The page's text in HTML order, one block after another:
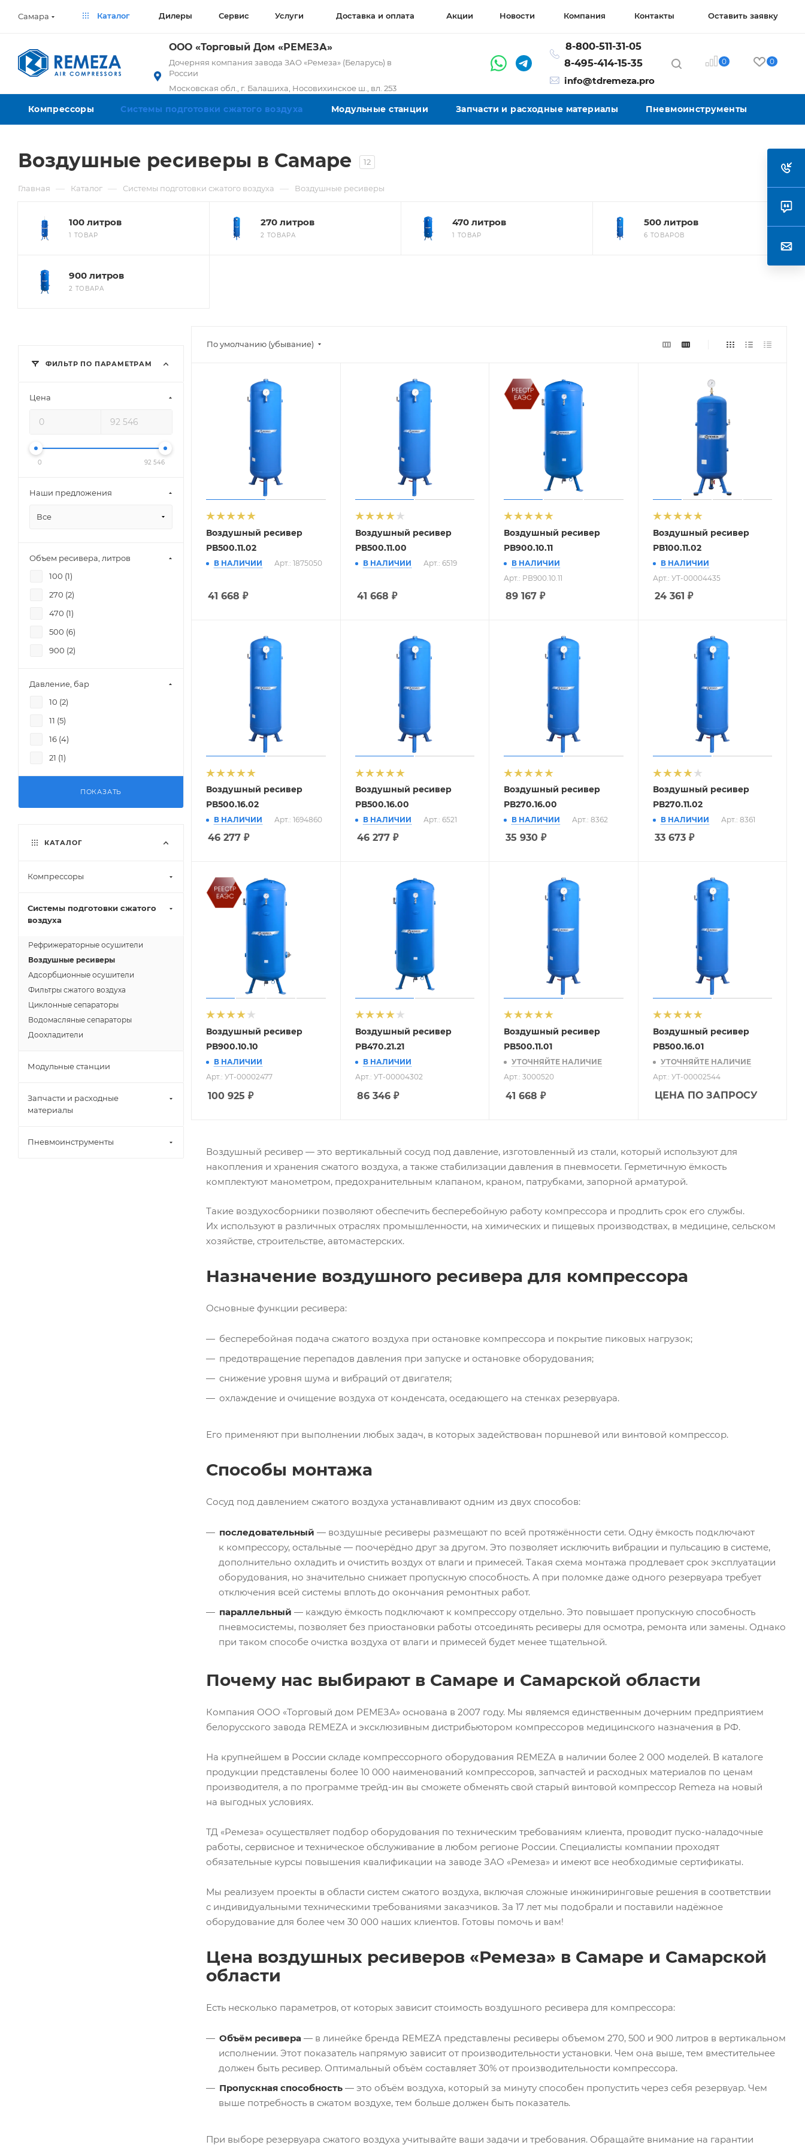
Самара Каталог Дилеры Сервис Услуги Доставка и оплата Акции Новости Компания Контакты Оставить заявку
ООО «Торговый Дом «РЕМЕЗА»
Дочерняя компания завода ЗАО «Ремеза» (Беларусь) в
России
Московская обл., г. Балашиха, Носовихинское ш., вл. 253
8-800-511-31-05
8-495-414-15-35
info@tdremeza.pro
0 0
Компрессоры Системы подготовки сжатого воздуха Модульные станции Запчасти и расходные материалы Пневмоинструменты
Воздушные ресиверы в Самаре 12
Главная — Каталог — Системы подготовки сжатого воздуха — Воздушные ресиверы
100 литров
1 ТОВАР
270 литров
2 ТОВАРА
470 литров
1 ТОВАР
500 литров
6 ТОВАРОВ
900 литров
2 ТОВАРА
По умолчанию (убывание)
Воздушный ресивер
РВ500.11.02
В НАЛИЧИИ Арт.: 1875050
41 668 ₽
Воздушный ресивер
РВ500.11.00
В НАЛИЧИИ Арт.: 6519
41 668 ₽
Воздушный ресивер
РВ900.10.11
В НАЛИЧИИ
Арт.: РВ900.10.11
89 167 ₽
Воздушный ресивер
РВ100.11.02
В НАЛИЧИИ
Арт.: УТ-00004435
24 361 ₽
Воздушный ресивер
РВ500.16.02
В НАЛИЧИИ Арт.: 1694860
46 277 ₽
Воздушный ресивер
РВ500.16.00
В НАЛИЧИИ Арт.: 6521
46 277₽
Воздушный ресивер
РВ270.16.00
В НАЛИЧИИ Арт.: 8362
35 930 ₽
Воздушный ресивер
РВ270.11.02
В НАЛИЧИИ Арт.: 8361
33 673₽
Воздушный ресивер
РВ900.10.10
В НАЛИЧИИ
Арт.: УТ-00002477
100 925 ₽
Воздушный ресивер
РВ470.21.21
В НАЛИЧИИ
Арт.: УТ-00004302
86 346₽
Воздушный ресивер
РВ500.11.01
УТОЧНЯЙТЕ НАЛИЧИЕ
Арт.: 3000520
41 668 ₽
Воздушный ресивер
РВ500.16.01
УТОЧНЯЙТЕ НАЛИЧИЕ
Арт.: УТ-00002544
ЦЕНА ПО ЗАПРОСУ
Воздушный ресивер — это вертикальный сосуд под давление, изготовленный из стали, который используют для
накопления и хранения сжатого воздуха, а также стабилизации давления в пневмосети. Герметичную ёмкость
комплектуют манометром, предохранительным клапаном, краном, патрубками, запорной арматурой.
Такие воздухосборники позволяют обеспечить бесперебойную работу компрессора и продлить срок его службы.
Их используют в различных отраслях промышленности, на химических и пищевых производствах, в медицине, сельском
хозяйстве, строительстве, автомастерских.
Назначение воздушного ресивера для компрессора
Основные функции ресивера:
бесперебойная подача сжатого воздуха при остановке компрессора и покрытие пиковых нагрузок;
предотвращение перепадов давления при запуске и остановке оборудования;
снижение уровня шума и вибраций от двигателя;
охлаждение и очищение воздуха от конденсата, оседающего на стенках резервуара.
Его применяют при выполнении любых задач, в которых задействован поршневой или винтовой компрессор.
Способы монтажа
Сосуд под давлением сжатого воздуха устанавливают одним из двух способов:
последовательный — воздушные ресиверы размещают по всей протяжённости сети. Одну ёмкость подключают
к компрессору, остальные — поочерёдно друг за другом. Это позволяет исключить вибрации и пульсацию в системе,
дополнительно охладить и очистить воздух от влаги и примесей. Такая схема монтажа продлевает срок эксплуатации
оборудования, но значительно снижает пропускную способность. А при поломке даже одного резервуара требует
отключения всей системы вплоть до окончания ремонтных работ.
параллельный — каждую ёмкость подключают к компрессору отдельно. Это повышает пропускную способность
пневмосистемы, позволяет без приостановки работы отсоединять ресиверы для осмотра, ремонта или замены. Однако
при таком способе очистка воздуха от влаги и примесей будет менее тщательной.
Почему нас выбирают в Самаре и Самарской области
Компания ООО «Торговый дом РЕМЕЗА» основана в 2007 году. Мы являемся единственным дочерним предприятием
белорусского завода REMEZA и эксклюзивным дистрибьютором компрессоров медицинского назначения в РФ.
На крупнейшем в России складе компрессорного оборудования REMEZA в наличии более 2 000 моделей. В каталоге
продукции представлены более 10 000 наименований компрессоров, запчастей и расходных материалов по ценам
производителя, а по программе трейд-ин вы сможете обменять свой старый винтовой компрессор Remeza на новый
на выгодных условиях.
ТД «Ремеза» осуществляет подбор оборудования по техническим требованиям клиента, проводит пуско-наладочные
работы, сервисное и техническое обслуживание в любом регионе России. Специалисты компании проходят
обязательные курсы повышения квалификации на заводе ЗАО «Ремеза» и имеют все необходимые сертификаты.
Мы реализуем проекты в области систем сжатого воздуха, включая сложные инжиниринговые решения в соответствии
с индивидуальными техническими требованиями заказчиков. За 17 лет мы подобрали и поставили надёжное
оборудование для более чем 30 000 наших клиентов. Готовы помочь и вам!
Цена воздушных ресиверов «Ремеза» в Самаре и Самарской
области
Есть несколько параметров, от которых зависит стоимость воздушного ресивера для компрессора:
Объём ресивера — в линейке бренда REMEZA представлены ресиверы объемом 270, 500 и 900 литров в вертикальном
исполнении. Этот показатель напрямую зависит от производительности установки. Чем она выше, тем вместительнее
должен быть ресивер. Оптимальный объём составляет 30% от производительности компрессора.
Пропускная способность — это объём воздуха, который за минуту способен пропустить через себя резервуар. Чем
выше потребность в сжатом воздухе, тем больше должен быть показатель.
При выборе резервуара сжатого воздуха учитывайте ваши задачи и требования. Обращайте внимание на гарантии
ФИЛЬТР ПО ПАРАМЕТРАМ
Цена
0 92 546
Наши предложения
Все
Объем ресивера, литров
100 (1)
270 (2)
470 (1)
500 (6)
900 (2)
Давление, бар
10 (2)
11 (5)
16 (4)
21 (1)
ПОКАЗАТЬ
КАТАЛОГ
Компрессоры
Системы подготовки сжатого
воздуха
Рефрижераторные осушители
Воздушные ресиверы
Адсорбционные осушители
Фильтры сжатого воздуха
Циклонные сепараторы
Водомасляные сепараторы
Доохладители
Модульные станции
Запчасти и расходные
материалы
Пневмоинструменты